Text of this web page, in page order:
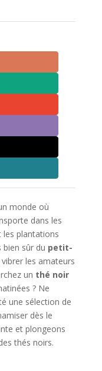
monde où
dans les
les plantations
bien sûr du petit-
les amateurs
un thé noir
? Ne
une sélection de
dès le
et plongeons
thés noirs.